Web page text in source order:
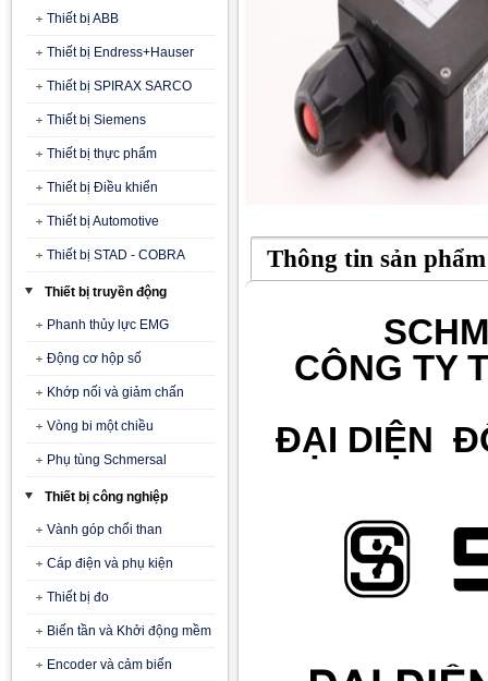
Thiết bị ABB
Thiết bị Endress+Hauser
Thiết bị SPIRAX SARCO
Thiết bị Siemens
Thiết bị thực phẩm
Thiết bị Điều khiển
Thiết bị Automotive
Thiết bị STAD - COBRA
Thiết bị truyền động
Phanh thủy lực EMG
Động cơ hộp số
Khớp nối và giảm chấn
Vòng bi một chiều
Phụ tùng Schmersal
Thiết bị công nghiệp
Vành góp chổi than
Cáp điện và phụ kiện
Thiết bị đo
Biến tần và Khởi động mềm
Encoder và cảm biến
Thông tin sản phẩm
CÔNG TY
ĐẠI DIỆN